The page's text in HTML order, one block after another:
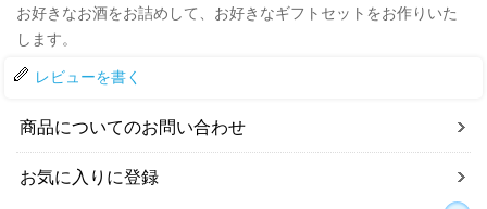
お好きなお酒をお詰めして、お好きなギフトセットをお作りいた
します。
レビューを書く
商品についてのお問い合わせ
お気に入りに登録